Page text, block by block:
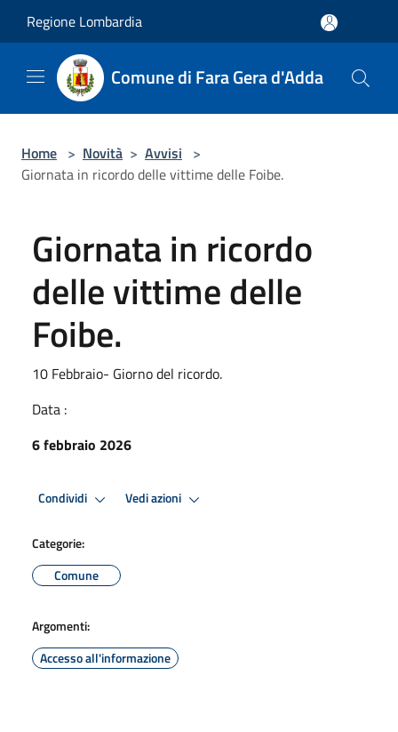
Regione Lombardia
Comune di Fara Gera d'Adda
Home > Novità > Avvisi >
Giornata in ricordo delle vittime delle Foibe.
Giornata in ricordo
delle vittime delle
Foibe.
10 Febbraio- Giorno del ricordo.
Data :
6 febbraio 2026
Condividi Vedi azioni
Categorie:
Comune
Argomenti:
Accesso all'informazione